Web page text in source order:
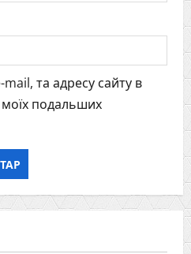
та адресу сайту в
подальших